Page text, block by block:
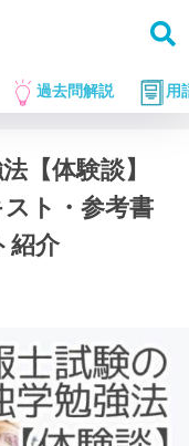
過去問解説 用
【体験談】
ト・参考書
紹介